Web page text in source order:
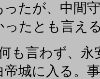
ったが、中間
ったとも言え
も言わず、
帝城に入る。